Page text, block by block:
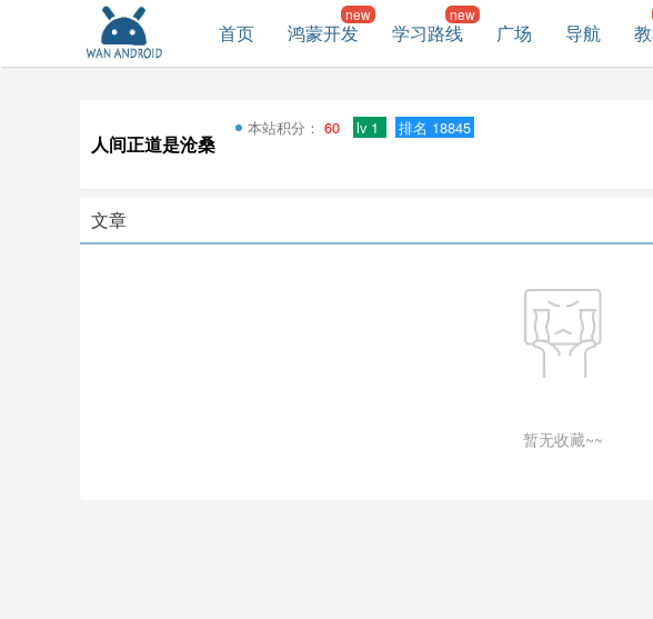
首页 鸿蒙开发 学习路线 广场 导航
人间正道是沧桑
本站积分： 60 lv 1 排名 18845
文章
暂无收藏~~